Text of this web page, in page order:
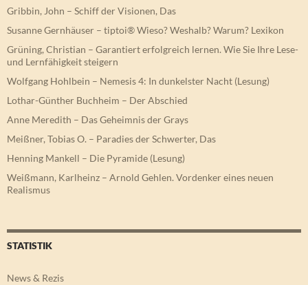
Gribbin, John – Schiff der Visionen, Das
Susanne Gernhäuser – tiptoi® Wieso? Weshalb? Warum? Lexikon
Grüning, Christian – Garantiert erfolgreich lernen. Wie Sie Ihre Lese-
und Lernfähigkeit steigern
Wolfgang Hohlbein – Nemesis 4: In dunkelster Nacht (Lesung)
Lothar-Günther Buchheim – Der Abschied
Anne Meredith – Das Geheimnis der Grays
Meißner, Tobias O. – Paradies der Schwerter, Das
Henning Mankell – Die Pyramide (Lesung)
Weißmann, Karlheinz – Arnold Gehlen. Vordenker eines neuen
Realismus
STATISTIK
News & Rezis